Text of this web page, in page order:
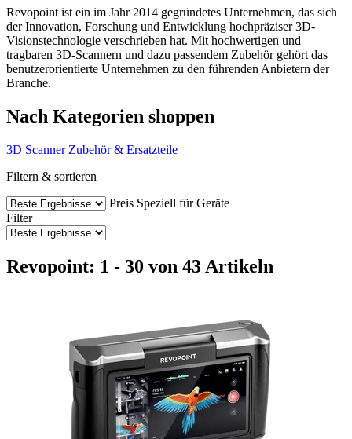
Revopoint ist ein im Jahr 2014 gegründetes Unternehmen, das sich
der Innovation, Forschung und Entwicklung hochpräziser 3D-
Visionstechnologie verschrieben hat. Mit hochwertigen und
tragbaren 3D-Scannern und dazu passendem Zubehör gehört das
benutzerorientierte Unternehmen zu den führenden Anbietern der
Branche.
Nach Kategorien shoppen
3D Scanner Zubehör & Ersatzteile
Filtern & sortieren
Preis Speziell für Geräte
Filter
Revopoint: 1 - 30 von 43 Artikeln